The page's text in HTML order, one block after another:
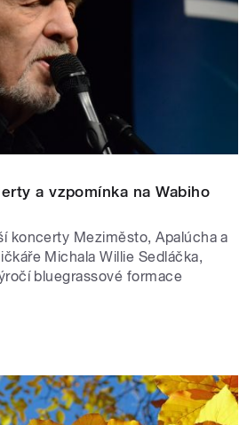
a vzpomínka na Wabiho
koncerty Meziměsto, Apalúcha a
Michala Willie Sedláčka,
bluegrassové formace